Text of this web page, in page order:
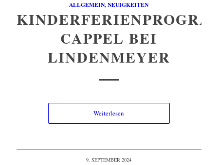
ALLGEMEIN,NEUIGKEITEN
CAPPEL BEI
LINDENMEYER
Weiterlesen
9. SEPTEMBER 2024